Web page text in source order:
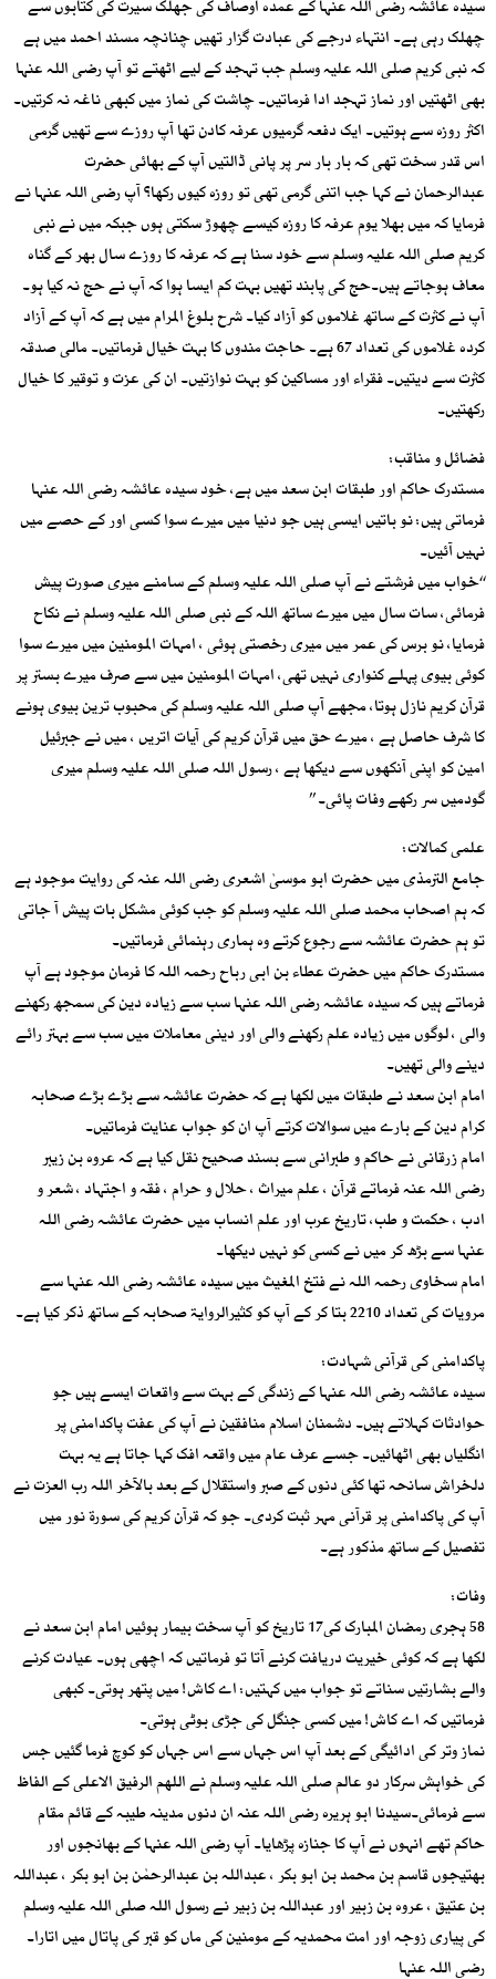
سیدہ عائشہ رضی اللہ عنہا کے عمدہ اوصاف کی جھلک سیرت کی کتابوں سے
چھلک رہی ہے۔ انتہاء درجے کی عبادت گزار تھیں چنانچہ مسند احمد میں ہے
کہ نبی کریم صلی اللہ علیہ وسلم جب تہجد کے لیے اٹھتے تو آپ رضی اللہ عنہا
بھی اٹھتیں اور نماز تہجد ادا فرماتیں۔ چاشت کی نماز میں کبھی ناغہ نہ کرتیں۔
اکثر روزہ سے ہوتیں۔ ایک دفعہ گرمیوں عرفہ کادن تھا آپ روزے سے تھیں گرمی
اس قدر سخت تھی کہ بار بار سر پر پانی ڈالتیں آپ کے بھائی حضرت
عبدالرحمان نے کہا جب اتنی گرمی تھی تو روزہ کیوں رکھا؟ آپ رضی اللہ عنہا نے
فرمایا کہ میں بھلا یوم عرفہ کا روزہ کیسے چھوڑ سکتی ہوں جبکہ میں نے نبی
کریم صلی اللہ علیہ وسلم سے خود سنا ہے کہ عرفہ کا روزے سال بھر کے گناہ
معاف ہوجاتے ہیں۔حج کی پابند تھیں بہت کم ایسا ہوا کہ آپ نے حج نہ کیا ہو۔
آپ نے کثرت کے ساتھ غلاموں کو آزاد کیا۔ شرح بلوغ المرام میں ہے کہ آپ کے آزاد
کردہ غلاموں کی تعداد 67 ہے۔ حاجت مندوں کا بہت خیال فرماتیں۔ مالی صدقہ
کثرت سے دیتیں۔ فقراء اور مساکین کو بہت نوازتیں۔ ان کی عزت و توقیر کا خیال
رکھتیں۔
فضائل و مناقب:
مستدرک حاکم اور طبقات ابن سعد میں ہے، خود سیدہ عائشہ رضی اللہ عنہا
فرماتی ہیں: نو باتیں ایسی ہیں جو دنیا میں میرے سوا کسی اور کے حصے میں
نہیں آئیں۔
‘‘خواب میں فرشتے نے آپ صلی اللہ علیہ وسلم کے سامنے میری صورت پیش
فرمائی، سات سال میں میرے ساتھ اللہ کے نبی صلی اللہ علیہ وسلم نے نکاح
فرمایا، نو برس کی عمر میں میری رخصتی ہوئی ، امہات المومنین میں میرے سوا
کوئی بیوی پہلے کنواری نہیں تھی، امہات المومنین میں سے صرف میرے بستر پر
قرآن کریم نازل ہوتا، مجھے آپ صلی اللہ علیہ وسلم کی محبوب ترین بیوی ہونے
کا شرف حاصل ہے ، میرے حق میں قرآن کریم کی آیات اتریں ، میں نے جبرئیل
امین کو اپنی آنکھوں سے دیکھا ہے ، رسول اللہ صلی اللہ علیہ وسلم میری
گودمیں سر رکھے وفات پائی۔ ’’
علمی کمالات:
جامع الترمذی میں حضرت ابو موسیٰ اشعری رضی اللہ عنہ کی روایت موجود ہے
کہ ہم اصحاب محمد صلی اللہ علیہ وسلم کو جب کوئی مشکل بات پیش آ جاتی
تو ہم حضرت عائشہ سے رجوع کرتے وہ ہماری رہنمائی فرماتیں۔
مستدرک حاکم میں حضرت عطاء بن ابی رباح رحمہ اللہ کا فرمان موجود ہے آپ
فرماتے ہیں کہ سیدہ عائشہ رضی اللہ عنہا سب سے زیادہ دین کی سمجھ رکھنے
والی ، لوگوں میں زیادہ علم رکھنے والی اور دینی معاملات میں سب سے بہتر رائے
دینے والی تھیں۔
امام ابن سعد نے طبقات میں لکھا ہے کہ حضرت عائشہ سے بڑے بڑے صحابہ
کرام دین کے بارے میں سوالات کرتے آپ ان کو جواب عنایت فرماتیں۔
امام زرقانی نے حاکم و طبرانی سے بسند صحیح نقل کیا ہے کہ عروہ بن زیبر
رضی اللہ عنہ فرماتے قرآن ، علم میراث ، حلال و حرام ، فقہ و اجتہاد ، شعر و
ادب ، حکمت و طب، تاریخ عرب اور علم انساب میں حضرت عائشہ رضی اللہ
عنہا سے بڑھ کر میں نے کسی کو نہیں دیکھا۔
امام سخاوی رحمہ اللہ نے فتخ المغیث میں سیدہ عائشہ رضی اللہ عنہا سے
مرویات کی تعداد 2210 بتا کر کے آپ کو کثیرالروایۃ صحابہ کے ساتھ ذکر کیا ہے۔
پاکدامنی کی قرآنی شہادت:
سیدہ عائشہ رضی اللہ عنہا کے زندگی کے بہت سے واقعات ایسے ہیں جو
حوادثات کہلاتے ہیں۔ دشمنان اسلام منافقین نے آپ کی عفت پاکدامنی پر
انگلیاں بھی اٹھائیں۔ جسے عرف عام میں واقعہ افک کہا جاتا ہے یہ بہت
دلخراش سانحہ تھا کئی دنوں کے صبر واستقلال کے بعد بالآخر اللہ رب العزت نے
آپ کی پاکدامنی پر قرآنی مہر ثبت کردی۔ جو کہ قرآن کریم کی سورۃ نور میں
تفصیل کے ساتھ مذکور ہے۔
وفات:
58 ہجری رمضان المبارک کی17 تاریخ کو آپ سخت بیمار ہوئیں امام ابن سعد نے
لکھا ہے کہ کوئی خیریت دریافت کرنے آتا تو فرماتیں کہ اچھی ہوں۔ عیادت کرنے
والے بشارتیں سناتے تو جواب میں کہتیں: اے کاش! میں پتھر ہوتی۔ کبھی
فرماتیں کہ اے کاش! میں کسی جنگل کی جڑی بوٹی ہوتی۔
نماز وتر کی ادائیگی کے بعد آپ اس جہاں سے اس جہاں کو کوچ فرما گئیں جس
کی خواہش سرکار دو عالم صلی اللہ علیہ وسلم نے اللھم الرفیق الاعلی کے الفاظ
سے فرمائی۔سیدنا ابو ہریرہ رضی اللہ عنہ ان دنوں مدینہ طیبہ کے قائم مقام
حاکم تھے انہوں نے آپ کا جنازہ پڑھایا۔ آپ رضی اللہ عنہا کے بھانجوں اور
بھتیجوں قاسم بن محمد بن ابو بکر ، عبداللہ بن عبدالرحمٰن بن ابو بکر ، عبداللہ
بن عتیق ، عروہ بن زبیر اور عبداللہ بن زبیر نے رسول اللہ صلی اللہ علیہ وسلم
کی پیاری زوجہ اور امت محمدیہ کے مومنین کی ماں کو قبر کی پاتال میں اتارا۔
رضی اللہ عنہا